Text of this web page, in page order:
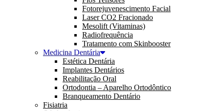
Fotorejuvenescimento Facial
Laser CO2 Fracionado
Mesolift (Vitaminas)
Radiofrequência
Tratamento com Skinbooster
Medicina Dentária
Estética Dentária
Implantes Dentários
Reabilitação Oral
Ortodontia – Aparelho Ortodôntico
Branqueamento Dentário
Fisiatria